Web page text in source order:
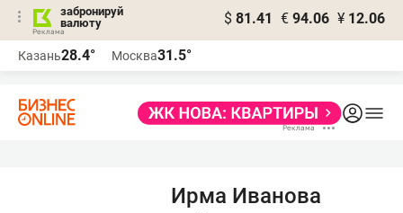
забронируй
валюту
$ 81.41 € 94.06 ¥ 12.06
Казань28.4° Москва31.5°
Ирма Иванова